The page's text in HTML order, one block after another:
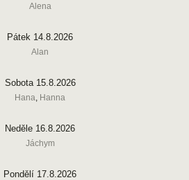
Alena
Pátek 14.8.2026
Alan
Sobota 15.8.2026
Hana, Hanna
Neděle 16.8.2026
Jáchym
Pondělí 17.8.2026